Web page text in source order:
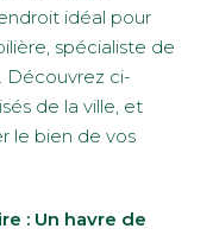
idéal pour
spécialiste de
Découvrez ci-
de la ville, et
le bien de vos
: Un havre de